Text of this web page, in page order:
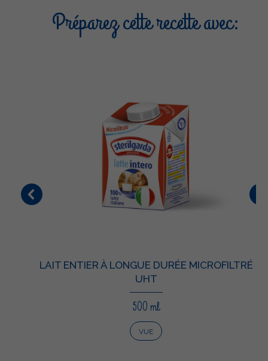
Préparez cette recette avec:
LAIT ENTIER À LONGUE DURÉE MICROFILTRÉ
UHT
500 ml
VUE